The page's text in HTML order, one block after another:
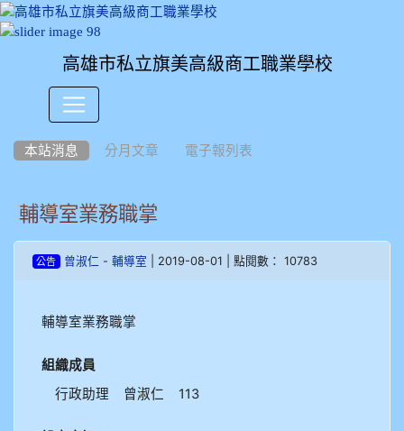
高雄市私立旗美高級商工職業學校
本站消息 分月文章 電子報列表
輔導室業務職掌
公告 曾淑仁 - 輔導室 | 2019-08-01 | 點閱數： 10783
輔導室業務職掌
組織成員
行政助理 曾淑仁 113